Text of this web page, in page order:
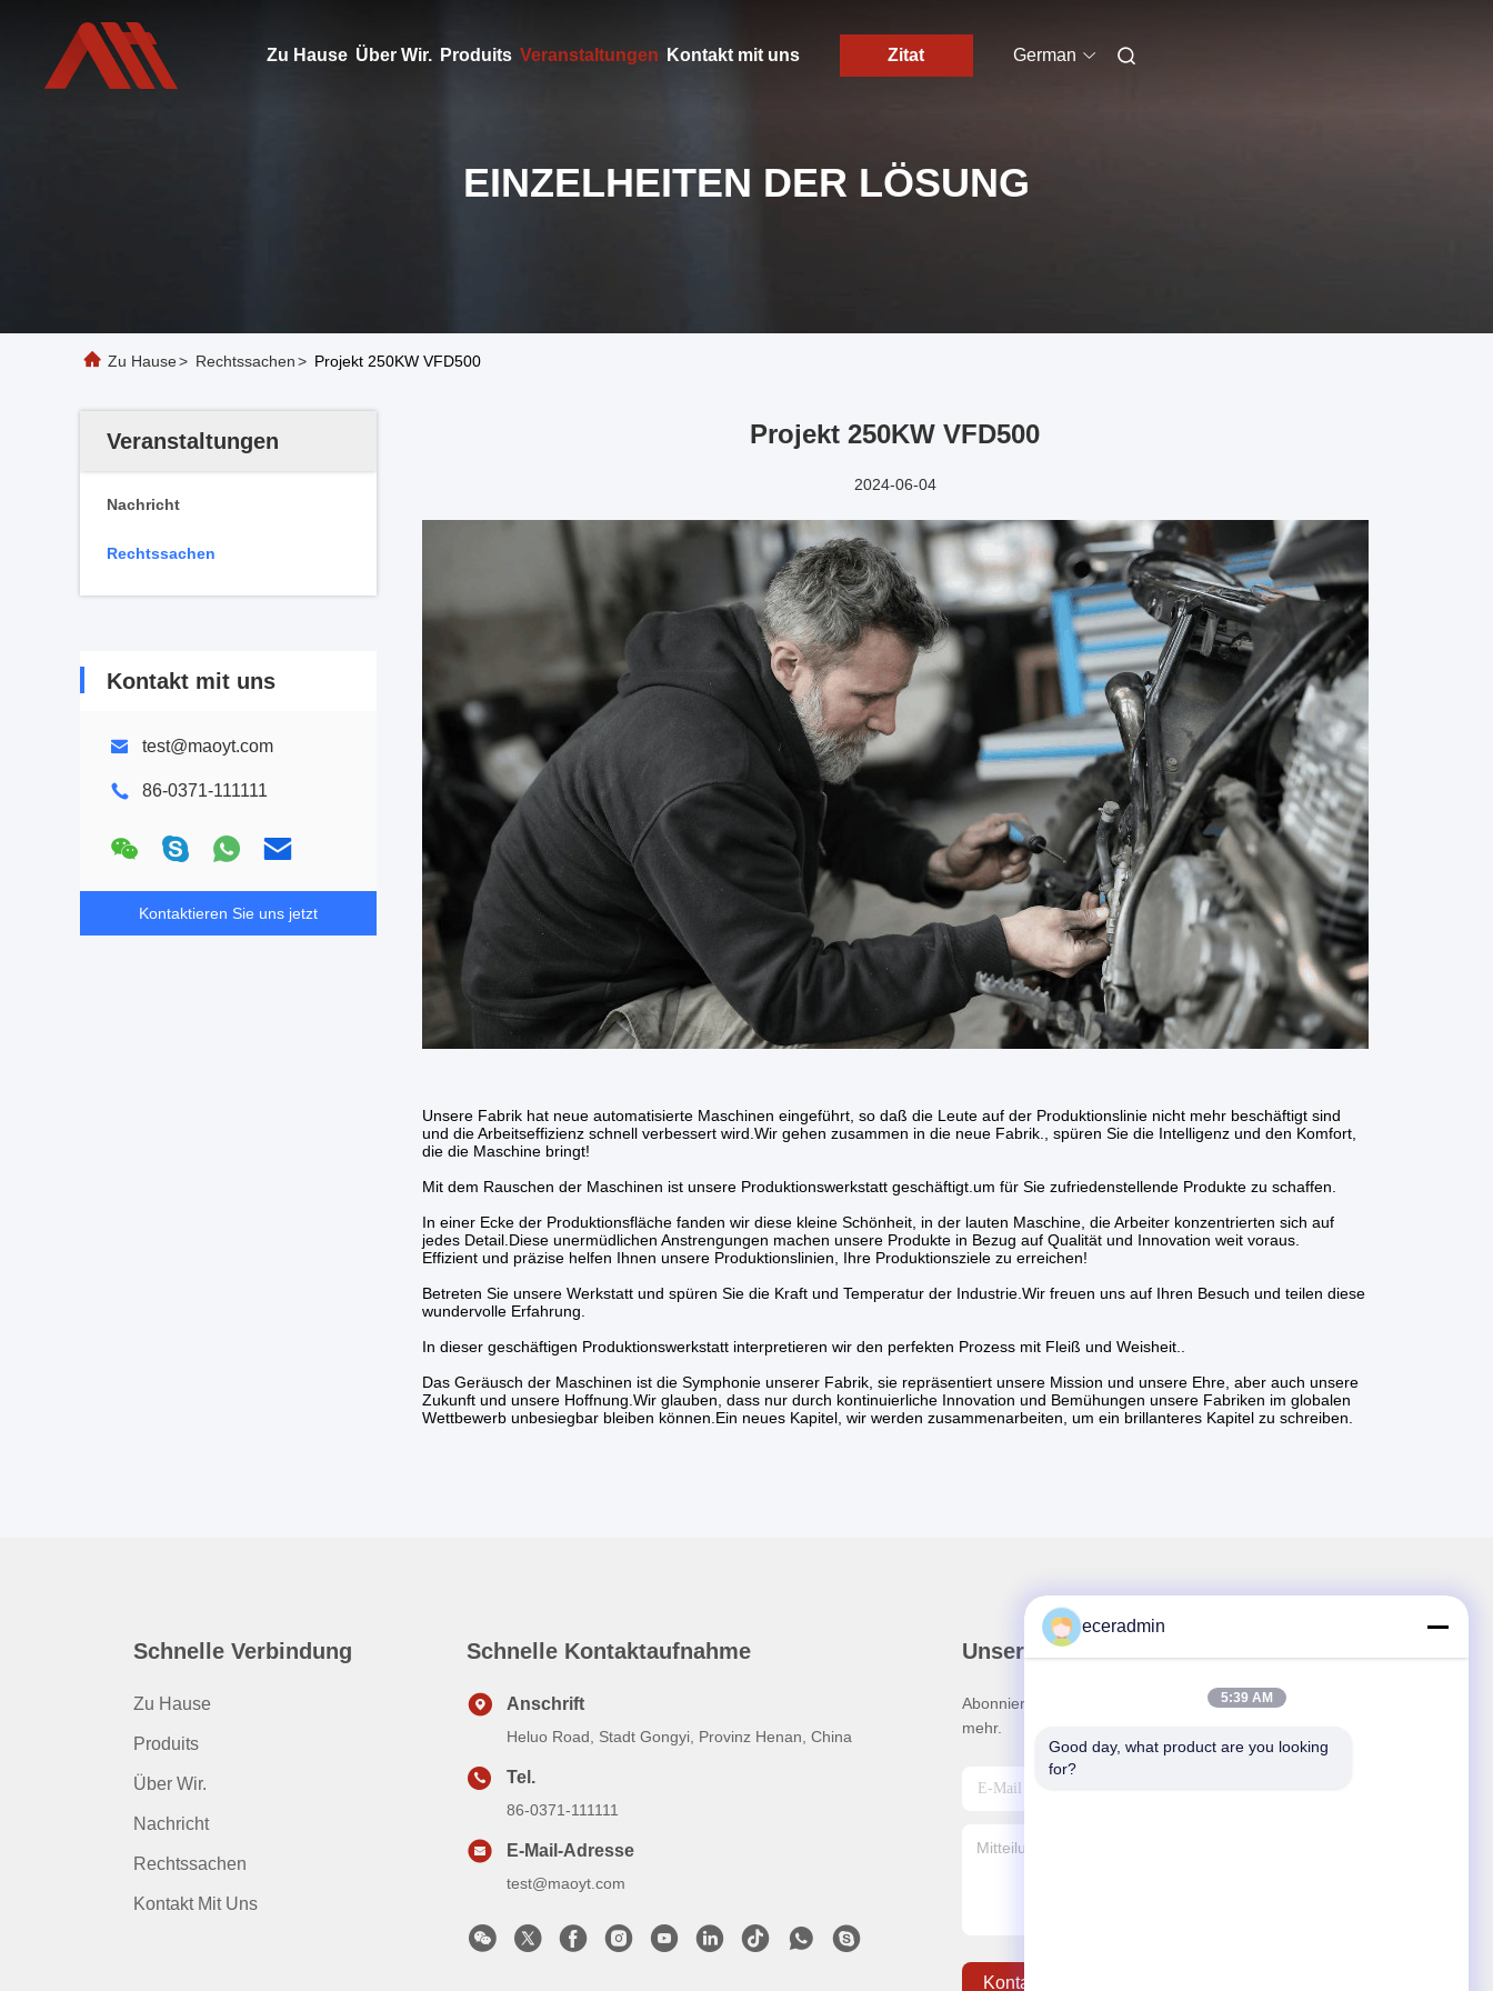
Zu Hause Über Wir. Produits Veranstaltungen Kontakt mit uns Zitat German
EINZELHEITEN DER LÖSUNG
Zu Hause> Rechtssachen> Projekt 250KW VFD500
Veranstaltungen
Nachricht
Rechtssachen
Kontakt mit uns
test@maoyt.com
86-0371-111111
Kontaktieren Sie uns jetzt
Projekt 250KW VFD500
2024-06-04
Unsere Fabrik hat neue automatisierte Maschinen eingeführt, so daß die Leute auf der Produktionslinie nicht mehr beschäftigt sind
und die Arbeitseffizienz schnell verbessert wird.Wir gehen zusammen in die neue Fabrik., spüren Sie die Intelligenz und den Komfort,
die die Maschine bringt!
Mit dem Rauschen der Maschinen ist unsere Produktionswerkstatt geschäftigt.um für Sie zufriedenstellende Produkte zu schaffen.
In einer Ecke der Produktionsfläche fanden wir diese kleine Schönheit, in der lauten Maschine, die Arbeiter konzentrierten sich auf
jedes Detail.Diese unermüdlichen Anstrengungen machen unsere Produkte in Bezug auf Qualität und Innovation weit voraus.
Effizient und präzise helfen Ihnen unsere Produktionslinien, Ihre Produktionsziele zu erreichen!
Betreten Sie unsere Werkstatt und spüren Sie die Kraft und Temperatur der Industrie.Wir freuen uns auf Ihren Besuch und teilen diese
wundervolle Erfahrung.
In dieser geschäftigen Produktionswerkstatt interpretieren wir den perfekten Prozess mit Fleiß und Weisheit..
Das Geräusch der Maschinen ist die Symphonie unserer Fabrik, sie repräsentiert unsere Mission und unsere Ehre, aber auch unsere
Zukunft und unsere Hoffnung.Wir glauben, dass nur durch kontinuierliche Innovation und Bemühungen unsere Fabriken im globalen
Wettbewerb unbesiegbar bleiben können.Ein neues Kapitel, wir werden zusammenarbeiten, um ein brillanteres Kapitel zu schreiben.
Schnelle Verbindung
Zu Hause
Produits
Über Wir.
Nachricht
Rechtssachen
Kontakt Mit Uns
Schnelle Kontaktaufnahme
Anschrift
Heluo Road, Stadt Gongyi, Provinz Henan, China
Tel.
86-0371-111111
E-Mail-Adresse
test@maoyt.com
Unser Newsletter
Abonnieren Sie unseren Newsletter für Rabatte und
mehr.
Kontakt Mit Uns
eceradmin
5:39 AM
Good day, what product are you looking
for?